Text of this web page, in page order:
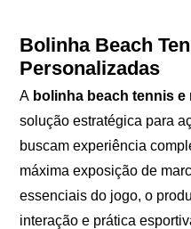
Bolinha Beach
Personalizadas
A bolinha beach tennis
solução estratégica para
buscam experiência
máxima exposição de
essenciais do jogo, o
interação e prática